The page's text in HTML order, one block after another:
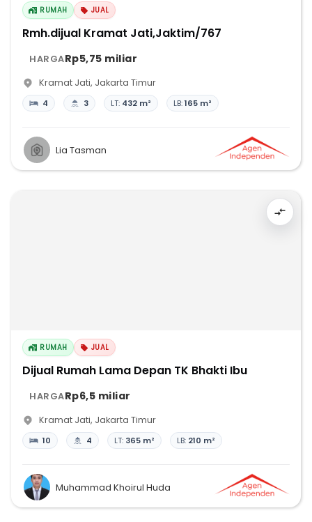
RUMAH JUAL
Rmh.dijual Kramat Jati,Jaktim/767
HARGARp5,75 miliar
Kramat Jati, Jakarta Timur
4 3 LT: 432 m² LB:165 m²
Lia Tasman
RUMAH JUAL
Dijual Rumah Lama Depan TK Bhakti Ibu
HARGARp6,5 miliar
Kramat Jati, Jakarta Timur
10 4 LT: 365 m² LB: 210 m²
Muhammad Khoirul Huda